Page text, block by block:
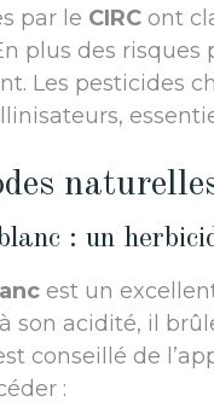
par le CIRC ont
plus des
Les pesticides
: un
est un
son acidité, il
conseillé de
: